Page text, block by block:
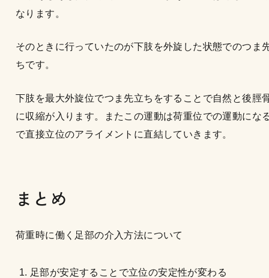
なります。
そのときに行っていたのが下肢を外旋した状態でのつま
ちです。
下肢を最大外旋位でつま先立ちをすることで自然と後脛
に収縮が入ります。またこの運動は荷重位での運動にな
で直接立位のアライメントに直結していきます。
まとめ
荷重時に働く足部の介入方法について
足部が安定することで立位の安定性が変わる